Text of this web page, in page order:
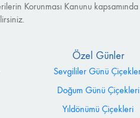
Korunması Kanunu kapsamında
Özel Günler
Sevgililer Günü
Doğum Günü Çiçekleri
Yıldönümü Çiçekleri